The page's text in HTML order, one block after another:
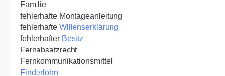
Familie
fehlerhafte Montageanleitung
fehlerhafte Willenserklärung
fehlerhafter Besitz
Fernabsatzrecht
Fernkommunikationsmittel
Finderlohn